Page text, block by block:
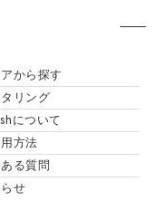
から探す
リング
について
方法
る質問
せ
2025/10/17